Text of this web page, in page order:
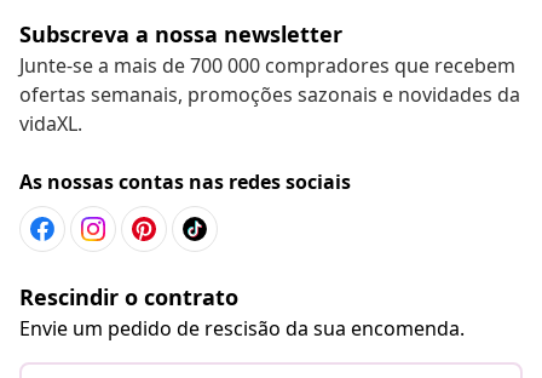
Subscreva a nossa newsletter
Junte-se a mais de 700 000 compradores que recebem
ofertas semanais, promoções sazonais e novidades da
vidaXL.
As nossas contas nas redes sociais
Rescindir o contrato
Envie um pedido de rescisão da sua encomenda.